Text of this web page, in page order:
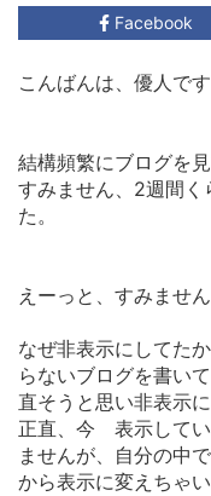
Facebook
こんばんは、優人です
結構頻繁にブログを
すみません、2週間く
た。
えーっと、すみませ
なぜ非表示にしてた
らないブログを書い
直そうと思い非表示に
正直、今 表示してい
ませんが、自分の中
から表示に変えちゃい